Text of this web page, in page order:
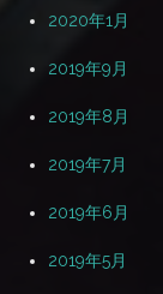
2020年1月
2019年9月
2019年8月
2019年7月
2019年6月
2019年5月